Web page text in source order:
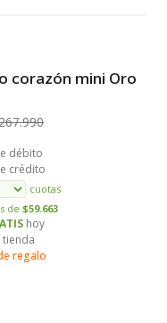
corazón mini Oro
débito
crédito
cuotas
de $59.663
hoy
tienda
regalo